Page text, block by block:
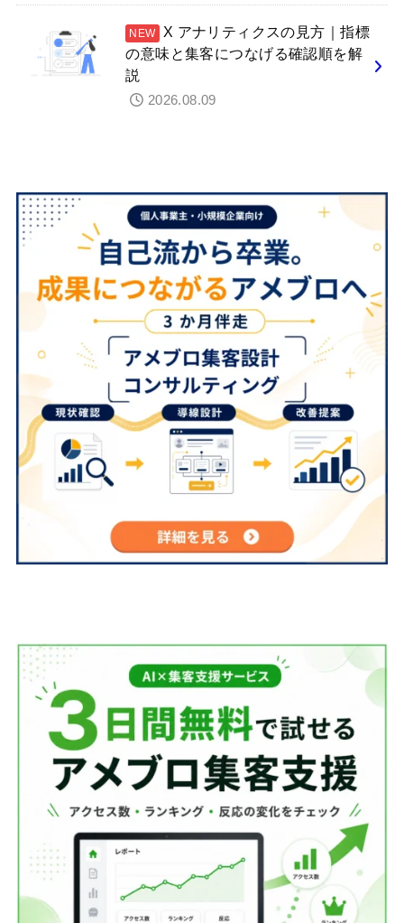
X アナリティクスの見方｜指標
の意味と集客につなげる確認順を解
説
2026.08.09